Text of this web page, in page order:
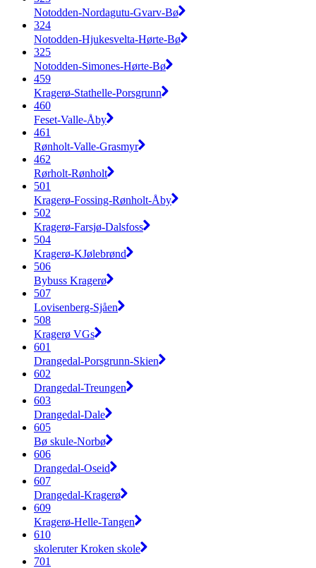
Notodden-Nordagutu-Gvarv-Bø
324
Notodden-Hjukesvelta-Hørte-Bø
325
Notodden-Simones-Hørte-Bø
459
Kragerø-Stathelle-Porsgrunn
460
Feset-Valle-Åby
461
Rønholt-Valle-Grasmyr
462
Rørholt-Rønholt
501
Kragerø-Fossing-Rønholt-Åby
502
Kragerø-Farsjø-Dalsfoss
504
Kragerø-KJølebrønd
506
Bybuss Kragerø
507
Lovisenberg-Sjåen
508
Kragerø VGs
601
Drangedal-Porsgrunn-Skien
602
Drangedal-Treungen
603
Drangedal-Dale
605
Bø skule-Norbø
606
Drangedal-Oseid
607
Drangedal-Kragerø
609
Kragerø-Helle-Tangen
610
skoleruter Kroken skole
701